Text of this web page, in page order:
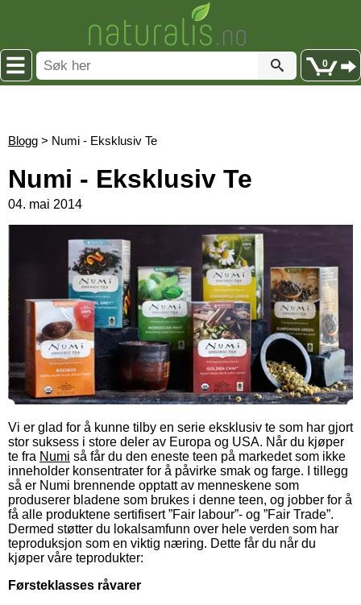
0
Blogg > Numi - Eksklusiv Te
Numi - Eksklusiv Te
04. mai 2014
Vi er glad for å kunne tilby en serie eksklusiv te som har gjort
stor suksess i store deler av Europa og USA. Når du kjøper
te fra Numi så får du den eneste teen på markedet som ikke
inneholder konsentrater for å påvirke smak og farge. I tillegg
så er Numi brennende opptatt av menneskene som
produserer bladene som brukes i denne teen, og jobber for å
få alle produktene sertifisert ”Fair labour”- og ”Fair Trade”.
Dermed støtter du lokalsamfunn over hele verden som har
teproduksjon som en viktig næring. Dette får du når du
kjøper våre teprodukter:
Førsteklasses råvarer